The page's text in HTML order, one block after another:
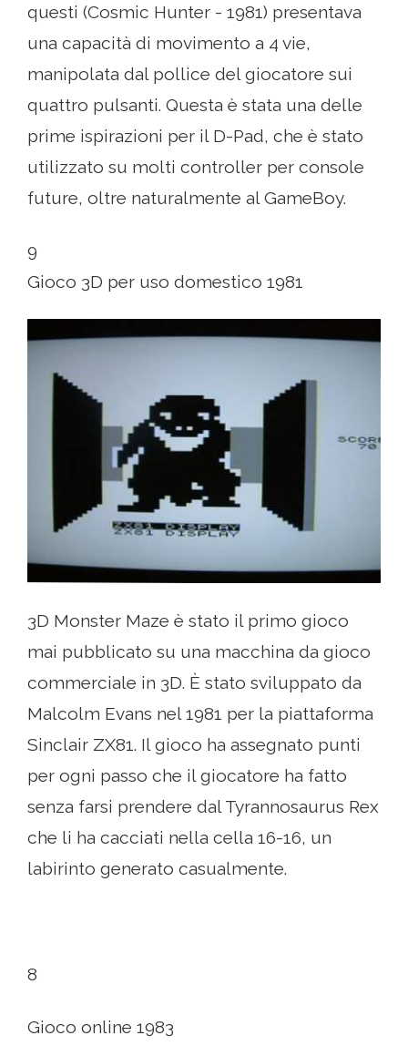
questi (Cosmic Hunter - 1981) presentava
una capacità di movimento a 4 vie,
manipolata dal pollice del giocatore sui
quattro pulsanti. Questa è stata una delle
prime ispirazioni per il D-Pad, che è stato
utilizzato su molti controller per console
future, oltre naturalmente al GameBoy.
9
Gioco 3D per uso domestico 1981
3D Monster Maze è stato il primo gioco
mai pubblicato su una macchina da gioco
commerciale in 3D. È stato sviluppato da
Malcolm Evans nel 1981 per la piattaforma
Sinclair ZX81. Il gioco ha assegnato punti
per ogni passo che il giocatore ha fatto
senza farsi prendere dal Tyrannosaurus Rex
che li ha cacciati nella cella 16-16, un
labirinto generato casualmente.
8
Gioco online 1983